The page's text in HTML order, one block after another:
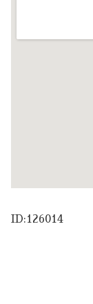
ID:126014